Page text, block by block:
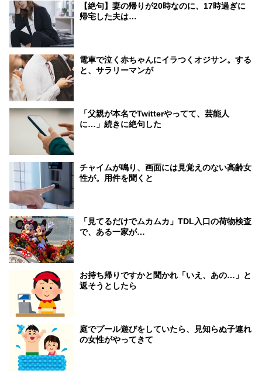
【絶句】妻の帰りが20時なのに、17時過ぎに
帰宅した夫は…
電車で泣く赤ちゃんにイラつくオジサン。する
と、サラリーマンが
「父親が本名でTwitterやってて、芸能人
に…」続きに絶句した
チャイムが鳴り、画面には見覚えのない高齢女
性が。用件を聞くと
「見てるだけでムカムカ」TDL入口の荷物検査
で、ある一家が…
お持ち帰りですかと聞かれ「いえ、あの…」と
返そうとしたら
庭でプール遊びをしていたら、見知らぬ子連れ
の女性がやってきて